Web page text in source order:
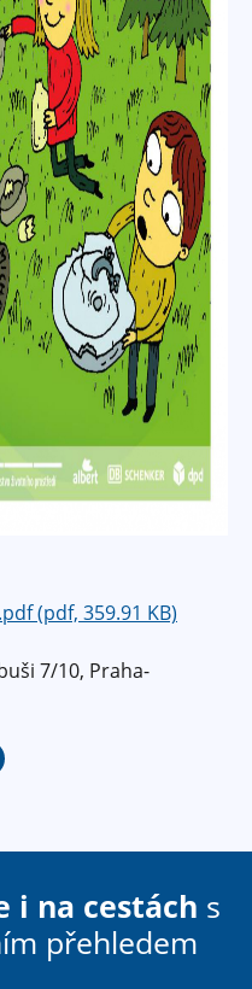
(pdf, 359.91 KB)
7/10 Praha-
i na cestách s
přehledem